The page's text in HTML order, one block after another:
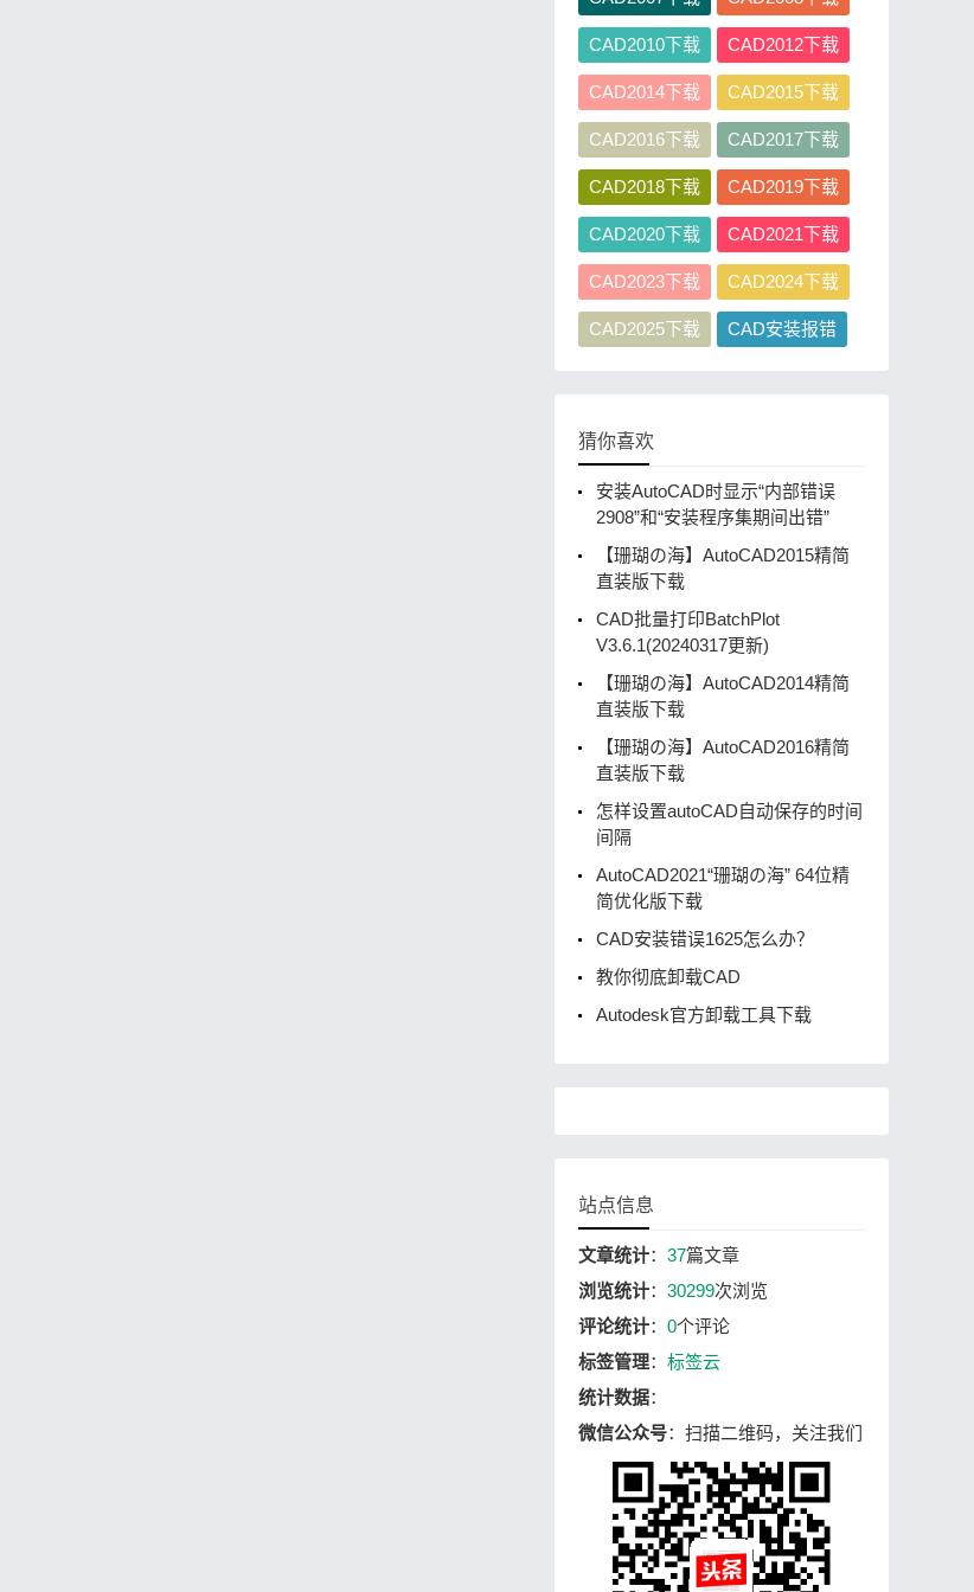
CAD2010下载 CAD2012下载
CAD2014下载 CAD2015下载
CAD2016下载 CAD2017下载
CAD2018下载 CAD2019下载
CAD2020下载 CAD2021下载
CAD2023下载 CAD2024下载
CAD2025下载 CAD安装报错
猜你喜欢
安装AutoCAD时显示“内部错误
2908”和“安装程序集期间出错”
【珊瑚の海】AutoCAD2015精简
直装版下载
CAD批量打印BatchPlot
V3.6.1(20240317更新)
【珊瑚の海】AutoCAD2014精简
直装版下载
【珊瑚の海】AutoCAD2016精简
直装版下载
怎样设置autoCAD自动保存的时间
间隔
AutoCAD2021“珊瑚の海” 64位精
简优化版下载
CAD安装错误1625怎么办？
教你彻底卸载CAD
Autodesk官方卸载工具下载
站点信息
文章统计： 37篇文章
浏览统计： 30299次浏览
评论统计： 0个评论
标签管理： 标签云
统计数据：
微信公众号：扫描二维码，关注我们